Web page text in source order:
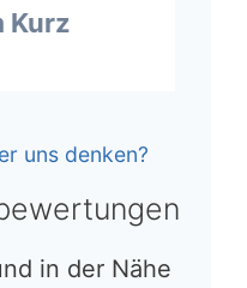
Kurz
uns denken?
in der Nähe